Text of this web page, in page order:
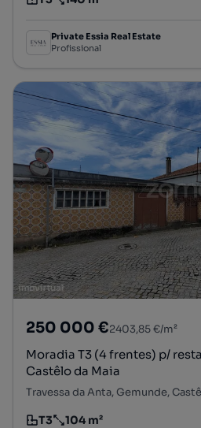
Tipologia
Preço por metro quadrado
Private Essia Real Estate
Profissional
250 000 €2403,85 €/m²
Moradia T3 (4 frentes) p/
Castêlo da Maia
Travessa da Anta, Gemunde,
T3 104 m²